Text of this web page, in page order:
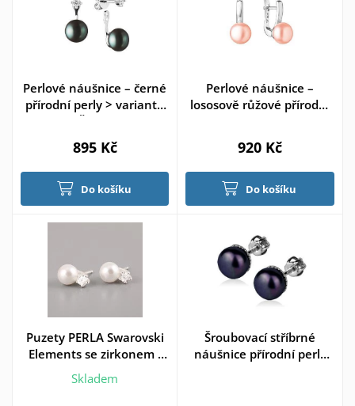
Perlové náušnice – černé
přírodní perly > varianta
Černá
895 Kč
Do košíku
Perlové náušnice –
lososově růžové přírodní
920 Kč
Do košíku
Puzety PERLA Swarovski
Elements se zirkonem -
8mm - Ag925/1000
Skladem
Šroubovací stříbrné
náušnice přírodní perly